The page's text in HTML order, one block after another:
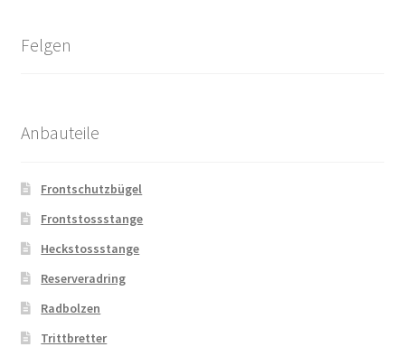
Felgen
Anbauteile
Frontschutzbügel
Frontstossstange
Heckstossstange
Reserveradring
Radbolzen
Trittbretter